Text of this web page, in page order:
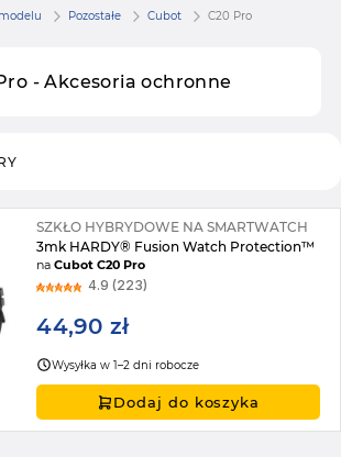
- Akcesoria ochronne
Pozostałe Cubot C20 Pro
SZKŁO HYBRYDOWE NA SMARTWATCH
3mk HARDY® Fusion Watch Protection™
naCubot C20 Pro
4.9 (223)
44,90 zł
Wysyłka w 1–2 dni robocze
Dodaj do koszyka